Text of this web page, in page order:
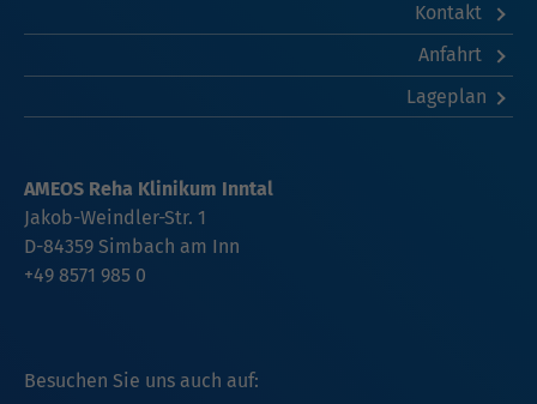
Kontakt
Anfahrt
Lageplan
Besuchen Sie uns auch auf:
AMEOS Reha Klinikum Inntal
Jakob-Weindler-Str. 1
D-84359 Simbach am Inn
+49 8571 985 0